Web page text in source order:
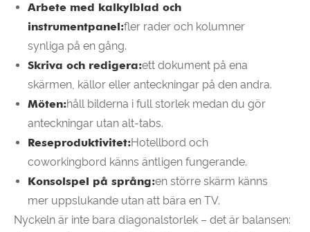
Arbete med kalkylblad och
instrumentpanel:fler rader och kolumner
synliga på en gång.
Skriva och redigera:ett dokument på ena
skärmen, källor eller anteckningar på den andra.
Möten:håll bilderna i full storlek medan du gör
anteckningar utan alt-tabs.
Reseproduktivitet:Hotellbord och
coworkingbord känns äntligen fungerande.
Konsolspel på språng:en större skärm känns
mer uppslukande utan att bära en TV.
Nyckeln är inte bara diagonalstorlek – det är balansen: